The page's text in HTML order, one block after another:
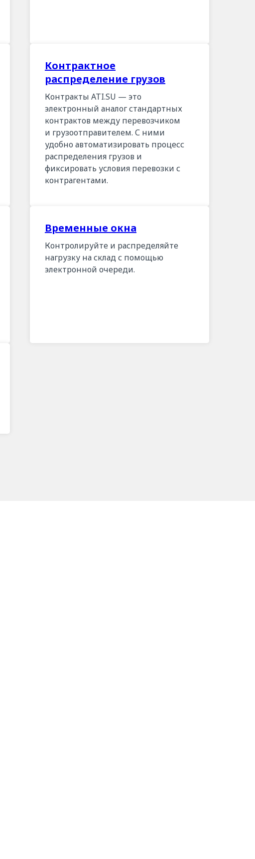
Контрактное
распределение грузов
Контракты ATI.SU — это
электронный аналог стандартных
контрактов между перевозчиком
и грузоотправителем. С ними
удобно автоматизировать процесс
распределения грузов и
фиксировать условия перевозки с
контрагентами.
Временные окна
Контролируйте и распределяйте
нагрузку на склад с помощью
электронной очереди.